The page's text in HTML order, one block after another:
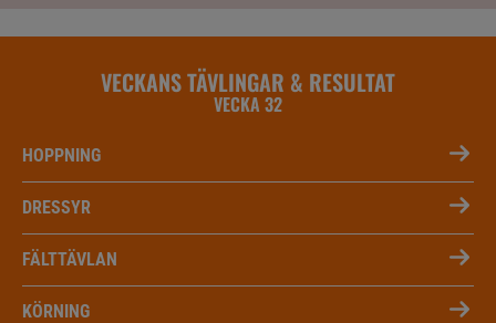
VECKANS TÄVLINGAR & RESULTAT
VECKA 32
HOPPNING
DRESSYR
FÄLTTÄVLAN
KÖRNING